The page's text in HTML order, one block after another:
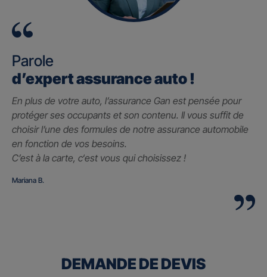
Parole
d’expert assurance auto !
En plus de votre auto, l’assurance Gan est pensée pour
protéger ses occupants et son contenu. Il vous suffit de
choisir l’une des formules de notre assurance automobile
en fonction de vos besoins.
C’est à la carte, c‘est vous qui choisissez !
Mariana B.
DEMANDE DE DEVIS